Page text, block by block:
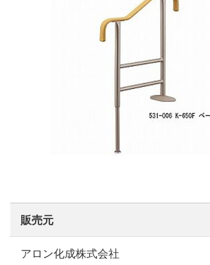
販売元
アロン化成株式会社